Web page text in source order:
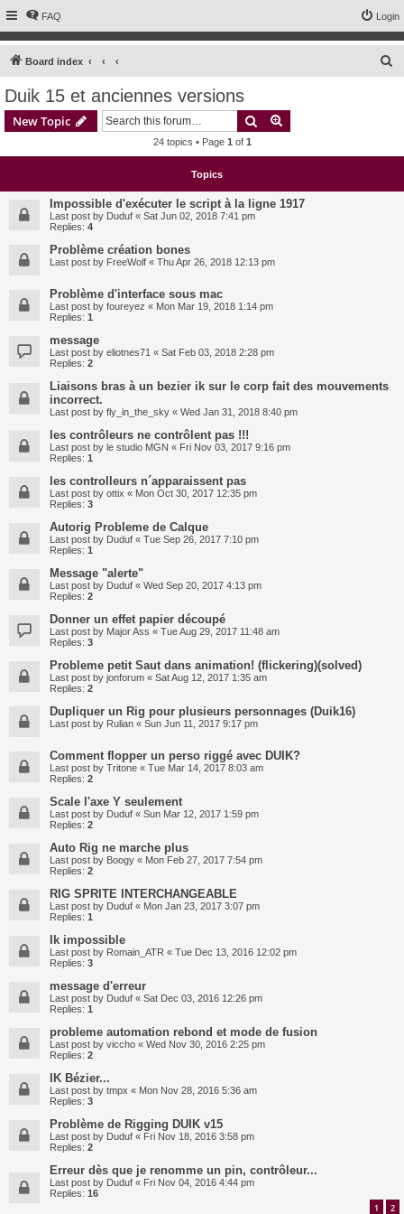
FAQ Login
Board index
Duik 15 et anciennes versions
New Topic Search
24 topics • Page 1 of 1
Topics
Impossible d'exécuter le script à la ligne 1917
Last post by Duduf « Sat Jun 02, 2018 7:41 pm
Replies: 4
Problème création bones
Last post by FreeWolf « Thu Apr 26, 2018 12:13 pm
Problème d'interface sous mac
Last post by foureyez « Mon Mar 19, 2018 1:14 pm
Replies: 1
message
Last post by eliotnes71 « Sat Feb 03, 2018 2:28 pm
Replies: 2
Liaisons bras à un bezier ik sur le corp fait des mouvements
incorrect.
Last post by fly_in_the_sky « Wed Jan 31, 2018 8:40 pm
les contrôleurs ne contrôlent pas !!!
Last post by le studio MGN « Fri Nov 03, 2017 9:16 pm
Replies: 1
les controlleurs n´apparaissent pas
Last post by ottix « Mon Oct 30, 2017 12:35 pm
Replies: 3
Autorig Probleme de Calque
Last post by Duduf « Tue Sep 26, 2017 7:10 pm
Replies: 1
Message "alerte"
Last post by Duduf « Wed Sep 20, 2017 4:13 pm
Replies: 2
Donner un effet papier découpé
Last post by Major Ass « Tue Aug 29, 2017 11:48 am
Replies: 3
Probleme petit Saut dans animation! (flickering)(solved)
Last post by jonforum « Sat Aug 12, 2017 1:35 am
Replies: 2
Dupliquer un Rig pour plusieurs personnages (Duik16)
Last post by Rulian « Sun Jun 11, 2017 9:17 pm
Comment flopper un perso riggé avec DUIK?
Last post by Tritone « Tue Mar 14, 2017 8:03 am
Replies: 2
Scale l'axe Y seulement
Last post by Duduf « Sun Mar 12, 2017 1:59 pm
Replies: 2
Auto Rig ne marche plus
Last post by Boogy « Mon Feb 27, 2017 7:54 pm
Replies: 2
RIG SPRITE INTERCHANGEABLE
Last post by Duduf « Mon Jan 23, 2017 3:07 pm
Replies: 1
Ik impossible
Last post by Romain_ATR « Tue Dec 13, 2016 12:02 pm
Replies: 3
message d'erreur
Last post by Duduf « Sat Dec 03, 2016 12:26 pm
Replies: 1
probleme automation rebond et mode de fusion
Last post by viccho « Wed Nov 30, 2016 2:25 pm
Replies: 2
IK Bézier...
Last post by tmpx « Mon Nov 28, 2016 5:36 am
Replies: 3
Problème de Rigging DUIK v15
Last post by Duduf « Fri Nov 18, 2016 3:58 pm
Replies: 2
Erreur dès que je renomme un pin, contrôleur...
Last post by Duduf « Fri Nov 04, 2016 4:44 pm
Replies: 16
1 2